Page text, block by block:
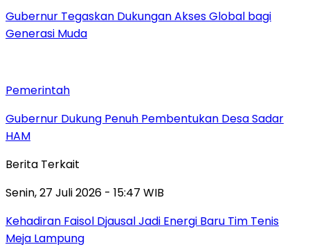
Gubernur Tegaskan Dukungan Akses Global bagi
Generasi Muda
Pemerintah
Gubernur Dukung Penuh Pembentukan Desa Sadar
HAM
Berita Terkait
Senin, 27 Juli 2026 - 15:47 WIB
Kehadiran Faisol Djausal Jadi Energi Baru Tim Tenis
Meja Lampung